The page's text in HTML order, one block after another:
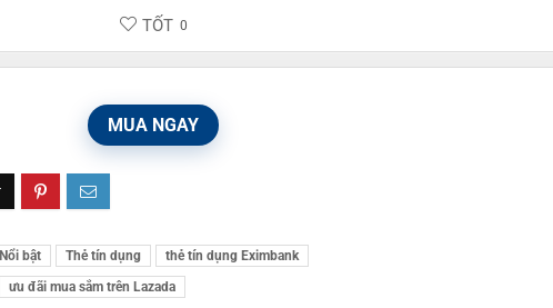
TỐT 0
MUA NGAY
Nổi bật Thẻ tín dụng
thẻ tín dụng Eximbank
ưu đãi mua sắm trên Lazada